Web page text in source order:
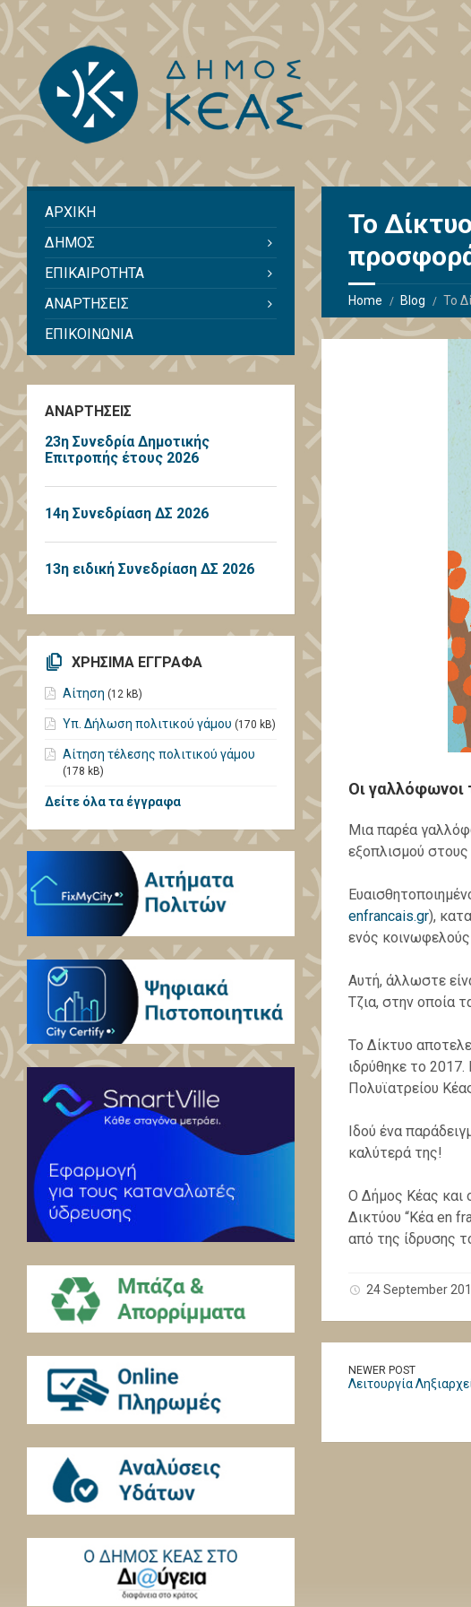
Το
Home Blog Το
Οι γαλλόφωνοι
Μια παρέα
εξοπλισμού
enfrancais.gr),
ενός
Αυτή, άλλωστε
Τζια, στην οποία
Το Δίκτυο
ιδρύθηκε το
Πολυϊατρείου
Ιδού ένα
καλύτερά της!
Ο Δήμος Κέας και
Δικτύου “Κέα en
από της ίδρυσης
24 September
NEWER POST
Λειτουργία
ΑΡΧΙΚΗ
ΔΗΜΟΣ
ΕΠΙΚΑΙΡΟΤΗΤΑ
ΑΝΑΡΤΗΣΕΙΣ
ΕΠΙΚΟΙΝΩΝΙΑ
ΑΝΑΡΤΗΣΕΙΣ
23η Συνεδρία Δημοτικής
Επιτροπής έτους 2026
14η Συνεδρίαση ΔΣ 2026
13η ειδική Συνεδρίαση ΔΣ 2026
ΧΡΗΣΙΜΑ ΕΓΓΡΑΦΑ
Αίτηση (12 kB)
Υπ. Δήλωση πολιτικού γάμου (170 kB)
Αίτηση τέλεσης πολιτικού γάμου
(178 kB)
Δείτε όλα τα έγγραφα